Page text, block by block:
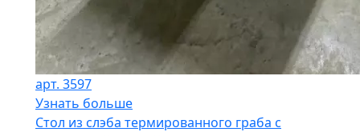
арт. 3597
Узнать больше
Стол из слэба термированного граба с